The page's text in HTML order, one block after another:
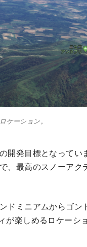
ケーション。
発目標となってい
、最高のスノーアク
ドミニアムからゴン
が楽しめるロケーシ